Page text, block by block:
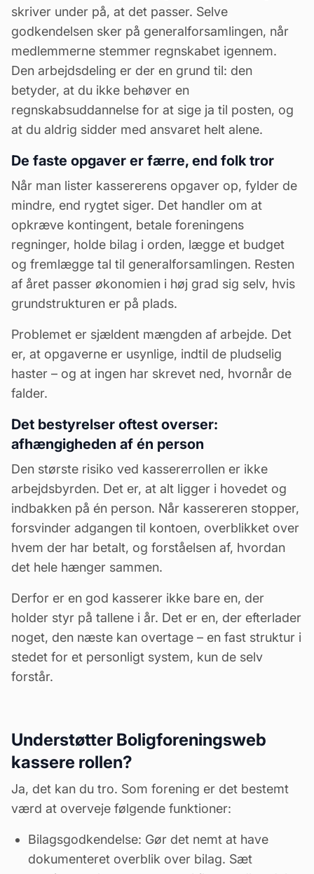
skriver under på, at det passer. Selve
godkendelsen sker på generalforsamlingen, når
medlemmerne stemmer regnskabet igennem.
Den arbejdsdeling er der en grund til: den
betyder, at du ikke behøver en
regnskabsuddannelse for at sige ja til posten, og
at du aldrig sidder med ansvaret helt alene.
De faste opgaver er færre, end folk tror
Når man lister kassererens opgaver op, fylder de
mindre, end rygtet siger. Det handler om at
opkræve kontingent, betale foreningens
regninger, holde bilag i orden, lægge et budget
og fremlægge tal til generalforsamlingen. Resten
af året passer økonomien i høj grad sig selv, hvis
grundstrukturen er på plads.
Problemet er sjældent mængden af arbejde. Det
er, at opgaverne er usynlige, indtil de pludselig
haster – og at ingen har skrevet ned, hvornår de
falder.
Det bestyrelser oftest overser:
afhængigheden af én person
Den største risiko ved kassererrollen er ikke
arbejdsbyrden. Det er, at alt ligger i hovedet og
indbakken på én person. Når kassereren stopper,
forsvinder adgangen til kontoen, overblikket over
hvem der har betalt, og forståelsen af, hvordan
det hele hænger sammen.
Derfor er en god kasserer ikke bare en, der
holder styr på tallene i år. Det er en, der efterlader
noget, den næste kan overtage – en fast struktur i
stedet for et personligt system, kun de selv
forstår.
Understøtter Boligforeningsweb
kassere rollen?
Ja, det kan du tro. Som forening er det bestemt
værd at overveje følgende funktioner:
Bilagsgodkendelse: Gør det nemt at have
dokumenteret overblik over bilag. Sæt